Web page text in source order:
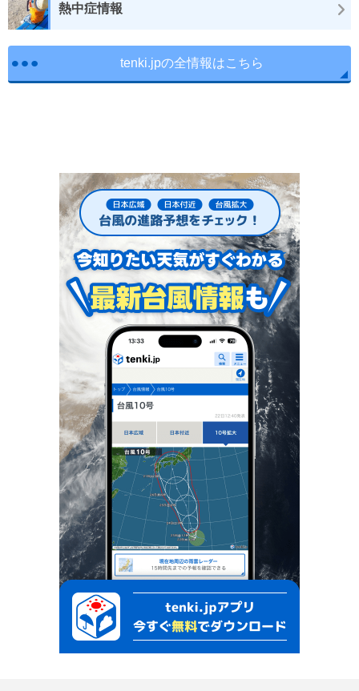
熱中症情報
tenki.jpの全情報はこちら